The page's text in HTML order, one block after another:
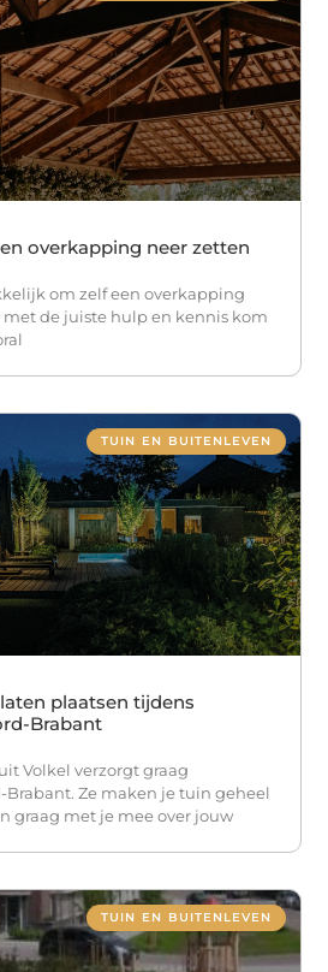
overkapping neer zetten
om zelf een overkapping
met de juiste hulp en kennis kom
TUIN EN BUITENLEVEN
plaatsen tijdens
Brabant
Volkel verzorgt graag
Ze maken je tuin geheel
graag met je mee over jouw
TUIN EN BUITENLEVEN